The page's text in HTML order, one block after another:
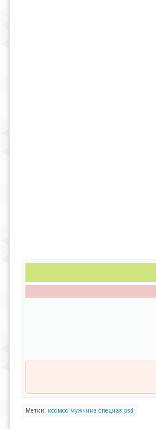
Метки: космос мужчина спецназ psd